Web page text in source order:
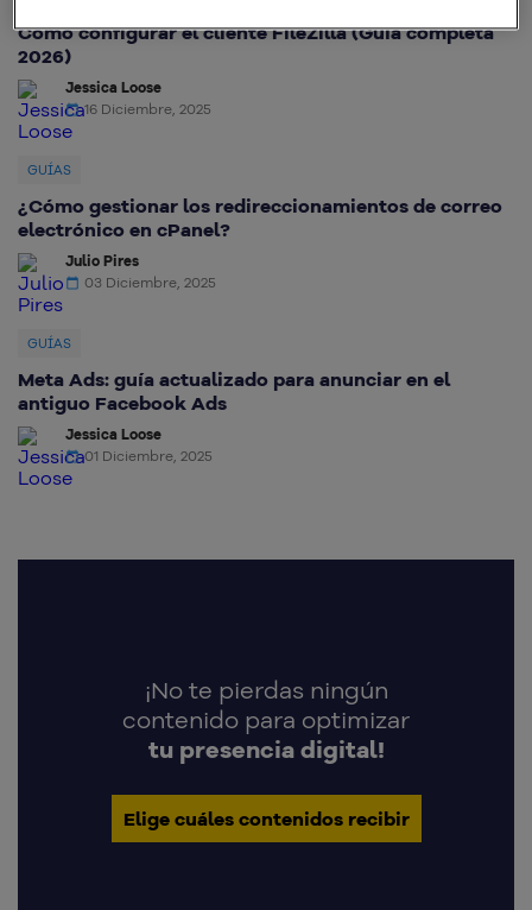
Cómo configurar el cliente FileZilla (Guía completa
2026)
Jessica Loose
16 Diciembre, 2025
GUÍAS
¿Cómo gestionar los redireccionamientos de correo
electrónico en cPanel?
Julio Pires
03 Diciembre, 2025
GUÍAS
Meta Ads: guía actualizado para anunciar en el
antiguo Facebook Ads
Jessica Loose
01 Diciembre, 2025
¡No te pierdas ningún
contenido para optimizar
tu presencia digital!
Elige cuáles contenidos recibir